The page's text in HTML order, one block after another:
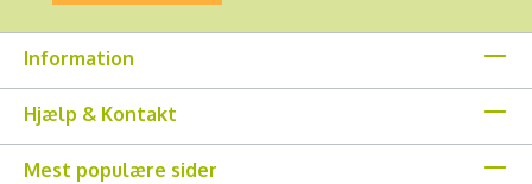
Information
Hjælp & Kontakt
Mest populære sider